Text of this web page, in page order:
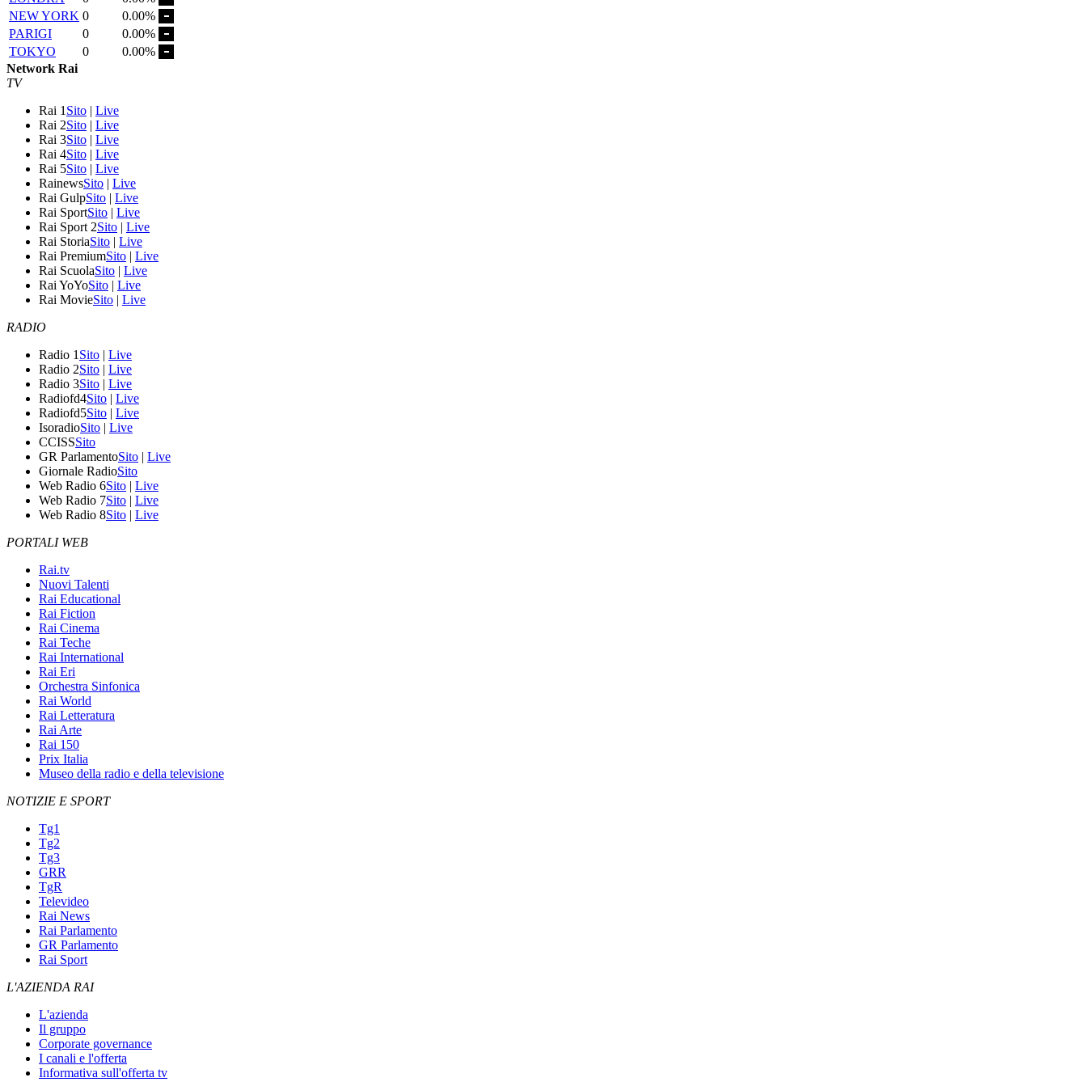
NEW YORK 0
0.00%
PARIGI
0
0.00%
TOKYO
0
0.00%
Network Rai
TV
Rai 1 Sito | Live
Rai 2Sito | Live
Rai 3Sito | Live
Rai 4Sito | Live
Rai 5Sito | Live
RainewsSito | Live
Rai GulpSito | Live
Rai SportSito | Live
Rai Sport 2Sito | Live
Rai StoriaSito | Live
Rai PremiumSito | Live
Rai ScuolaSito | Live
Rai YoYoSito | Live
Rai MovieSito | Live
RADIO
Radio 1 Sito | Live
Radio 2Sito | Live
Radio 3Sito | Live
Radiofd4Sito | Live
Radiofd5Sito | Live
IsoradioSito | Live
CCISSSito
GR ParlamentoSito | Live
Giornale RadioSito
Web Radio 6Sito | Live
Web Radio 7Sito | Live
Web Radio 8Sito | Live
PORTALI WEB
Rai.tv
Nuovi Talenti
Rai Educational
Rai Fiction
Rai Cinema
Rai Teche
Rai International
Rai Eri
Orchestra Sinfonica
Rai World
Rai Letteratura
Rai Arte
Rai 150
Prix Italia
Museo della radio e della televisione
NOTIZIE E SPORT
Tg1
Tg2
Tg3
GRR
TgR
Televideo
Rai News
Rai Parlamento
GR Parlamento
Rai Sport
L'AZIENDA RAI
L'azienda
Il gruppo
Corporate governance
I canali e l'offerta
Informativa sull'offerta tv